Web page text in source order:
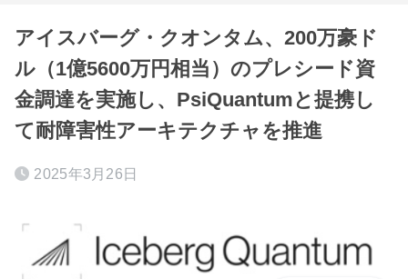
アイスバーグ・クオンタム、200万豪ド
ル（1億5600万円相当）のプレシード資
金調達を実施し、PsiQuantumと提携し
て耐障害性アーキテクチャを推進
2025年3月26日